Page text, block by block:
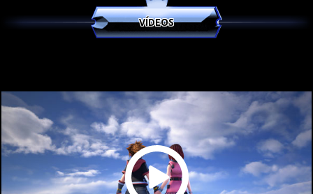
VÍDEOS